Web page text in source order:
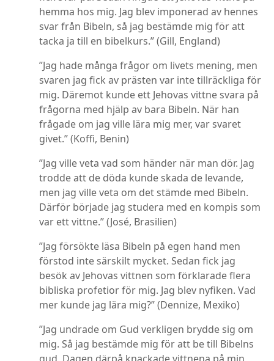
hemma hos mig. Jag blev imponerad av hennes
svar från Bibeln, så jag bestämde mig för att
tacka ja till en bibelkurs.” (Gill, England)
”Jag hade många frågor om livets mening, men
svaren jag fick av prästen var inte tillräckliga för
mig. Däremot kunde ett Jehovas vittne svara på
frågorna med hjälp av bara Bibeln. När han
frågade om jag ville lära mig mer, var svaret
givet.” (Koffi, Benin)
”Jag ville veta vad som händer när man dör. Jag
trodde att de döda kunde skada de levande,
men jag ville veta om det stämde med Bibeln.
Därför började jag studera med en kompis som
var ett vittne.” (José, Brasilien)
”Jag försökte läsa Bibeln på egen hand men
förstod inte särskilt mycket. Sedan fick jag
besök av Jehovas vittnen som förklarade flera
bibliska profetior för mig. Jag blev nyfiken. Vad
mer kunde jag lära mig?” (Dennize, Mexiko)
”Jag undrade om Gud verkligen brydde sig om
mig. Så jag bestämde mig för att be till Bibelns